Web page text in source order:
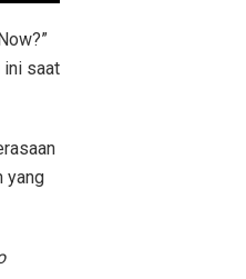
ini saat
yang